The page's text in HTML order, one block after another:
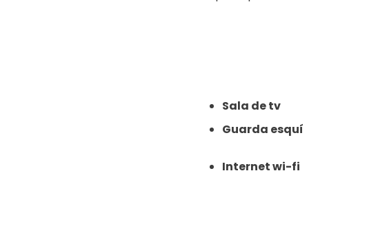
Sala de tv
Guarda esquí
Internet wi-fi